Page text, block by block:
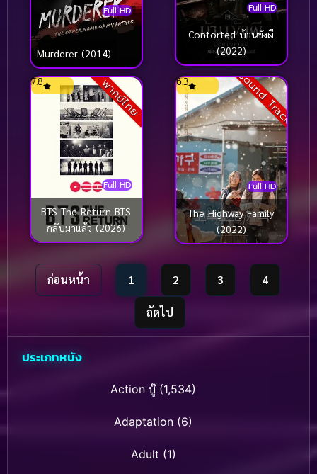
Full HD
Murderer (2014)
Full HD
Contorted บ้านขังผี
(2022)
พากย์ไทย
Full HD
7.8
BTS The Return BTS
กลับมาแล้ว (2026)
Sound Track
Full HD
6.3
The Highway Family
(2022)
ก่อนหน้า 1 2 3 4
ถัดไป
ประเภทหนัง
Action บู๊(1,534)
Adaptation (6)
Adult (1)